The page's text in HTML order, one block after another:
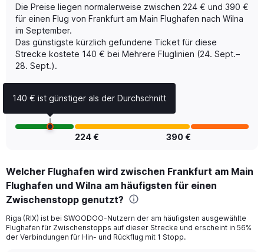
Y
axis
displaying
Number
of
flights.
to
18.
Die Preise liegen normalerweise zwischen 224 € und 390 €
für einen Flug von Frankfurt am Main Flughafen nach Wilna
im September.
Das günstigste kürzlich gefundene Ticket für diese
Strecke kostete 140 € bei Mehrere Fluglinien (24. Sept.–
28. Sept.).
224 € 390 €
Welcher Flughafen wird zwischen Frankfurt am Main
Flughafen und Wilna am häufigsten für einen
Zwischenstopp genutzt?
Riga (RIX) ist bei SWOODOO-Nutzern der am häufigsten ausgewählte
Flughafen für Zwischenstopps auf dieser Strecke und erscheint in 56%
der Verbindungen für Hin- und Rückflug mit 1 Stopp.
140 € ist günstiger als der Durchschnitt